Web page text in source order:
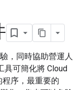
，同時協助營運人
具可簡化將 Cloud
程序，最重要的